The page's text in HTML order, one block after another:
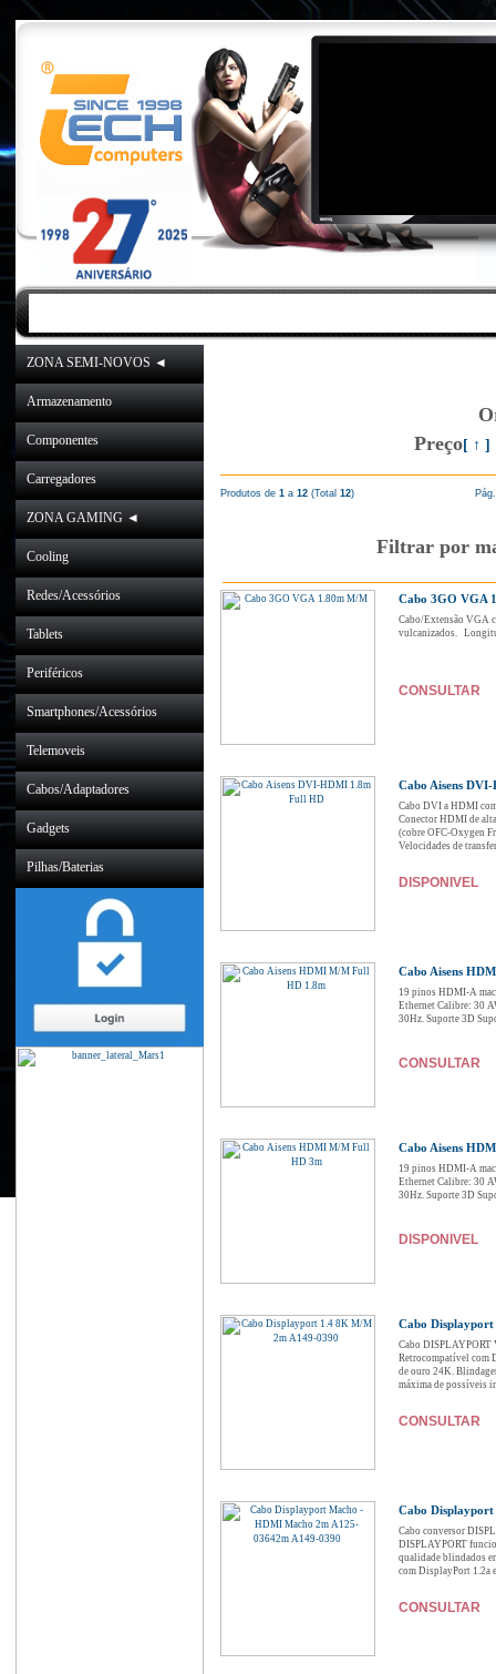
ZONA SEMI-NOVOS ◄
Armazenamento
Componentes
Carregadores
ZONA GAMING ◄
Cooling
Redes/Acessórios
Tablets
Periféricos
Smartphones/Acessórios
Telemoveis
Cabos/Adaptadores
Gadgets
Pilhas/Baterias
Preço[ ↑ ]
Produtos de 1a 12(Total 12)
Filtrar por
Cabo 3GO VGA
Cabo/Extensão VGA
vulcanizados.
CONSULTAR
Cabo Aisens
Cabo DVI a HDMI
Conector HDMI de
(cobre OFC-Oxygen
Velocidades de
DISPONIVEL
Cabo Aisens
19 pinos HDMI-A
Ethernet Calibre: 30
30Hz. Suporte 3D
CONSULTAR
Cabo Aisens
19 pinos HDMI-A
Ethernet Calibre: 30
30Hz. Suporte 3D
DISPONIVEL
Cabo
Cabo DISPLAYPORT
Retrocompatível com
de ouro 24K.
máxima de possíveis
CONSULTAR
Cabo
Cabo conversor
DISPLAYPORT
qualidade blindados
com DisplayPort
CONSULTAR